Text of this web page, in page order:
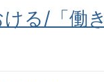
る/「働